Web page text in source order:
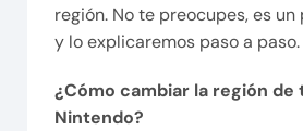
región. No te preocupes, es
y lo explicaremos paso a paso.
¿Cómo cambiar la región
Nintendo?